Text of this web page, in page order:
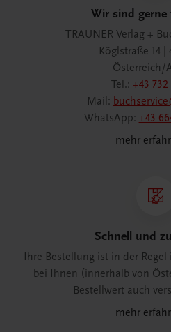
Wir sind gerne
TRAUNER Verlag +
Köglstraße 14 |
Österreich/
Tel.: +43 732
Mail:
WhatsApp: +43
mehr
Schnell und
Ihre Bestellung ist in der
bei Ihnen (innerhalb von
Bestellwert auch
mehr